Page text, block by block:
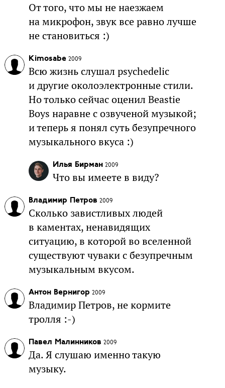
От того, что мы не наезжаем
на микрофон, звук все равно лучше
не становиться :)
Kimosabe 2009
Всю жизнь слушал psychedelic
и другие околоэлектронные стили.
Но только сейчас оценил Beastie
Boys наравне с озвученой музыкой;
и теперь я понял суть безупречного
музыкального вкуса :)
Илья Бирман 2009
Что вы имеете в виду?
Владимир Петров 2009
Сколько завистливых людей
в каментах, ненавидящих
ситуацию, в которой во вселенной
существуют чуваки с безупречным
музыкальным вкусом.
Антон Вернигор 2009
Владимир Петров, не кормите
тролля :-)
Павел Малинников 2009
Да. Я слушаю именно такую
музыку.